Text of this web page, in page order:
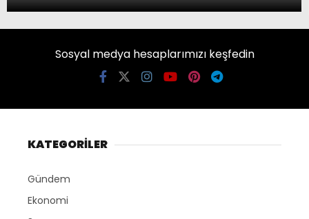
Sosyal medya hesaplarımızı keşfedin
KATEGORİLER
Gündem
Ekonomi